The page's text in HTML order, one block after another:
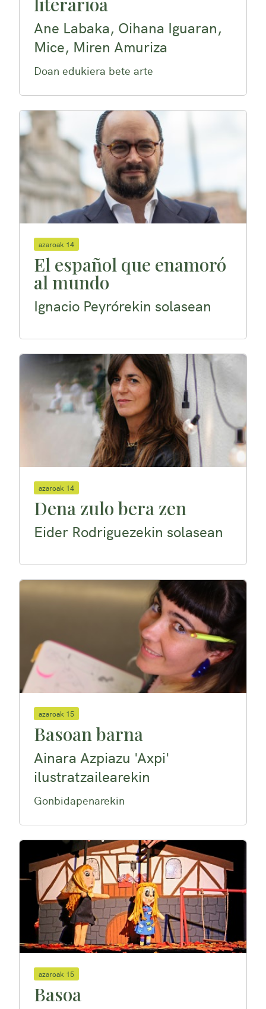
Ane Labaka, Oihana Iguaran,
Mice, Miren Amuriza
Doan edukiera bete arte
azaroak 14
El español que enamoró
al mundo
Ignacio Peyrórekin solasean
azaroak 14
Dena zulo bera zen
Eider Rodriguezekin solasean
azaroak 15
Basoan barna
Ainara Azpiazu 'Axpi'
ilustratzailearekin
Gonbidapenarekin
azaroak 15
Basoa